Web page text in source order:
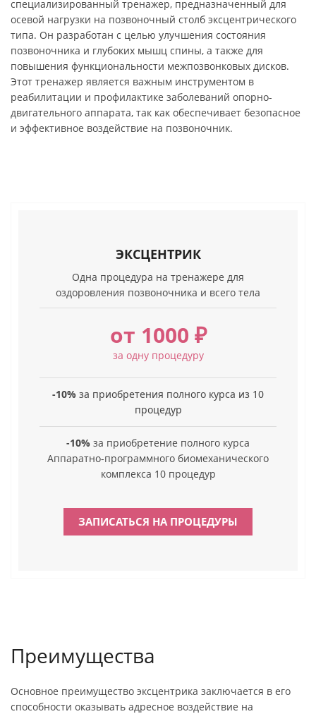
специализированный тренажер, предназначенный для
осевой нагрузки на позвоночный столб эксцентрического
типа. Он разработан с целью улучшения состояния
позвоночника и глубоких мышц спины, а также для
повышения функциональности межпозвонковых дисков.
Этот тренажер является важным инструментом в
реабилитации и профилактике заболеваний опорно-
двигательного аппарата, так как обеспечивает безопасное
и эффективное воздействие на позвоночник.
ЭКСЦЕНТРИК
Одна процедура на тренажере для
оздоровления позвоночника и всего тела
от 1000 ₽
за одну процедуру
-10% за приобретения полного курса из 10
процедур
-10% за приобретение полного курса
Аппаратно-программного биомеханического
комплекса 10 процедур
ЗАПИСАТЬСЯ НА ПРОЦЕДУРЫ
Преимущества
Основное преимущество эксцентрика заключается в его
способности оказывать адресное воздействие на